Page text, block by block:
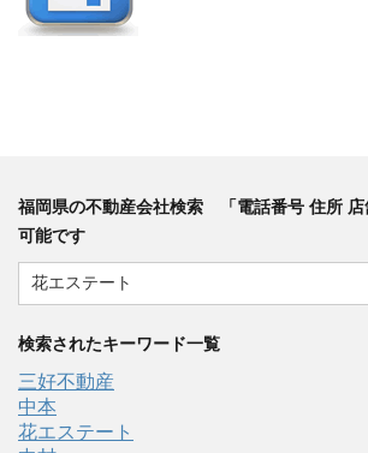
福岡県の不動産会社検索 「電話番号 住所 店
可能です
検索されたキーワード一覧
三好不動産
中本
花エステート